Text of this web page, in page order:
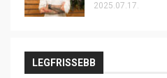
2025.07.17.
LEGFRISSEBB